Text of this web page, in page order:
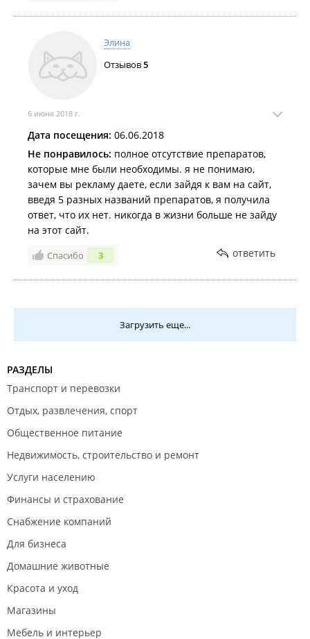
фармацевт всегда готов предоставить информацию
по всем препаратам. Также комплексы витаминов
всегда дешевле, чем в остальных аптеках.
Также у них накапливаются "витаминки".
Элина
Отзывов5
6 июня 2018 г.
Дата посещения: 06.06.2018
Не понравилось: полное отсутствие препаратов,
которые мне были необходимы. я не понимаю,
зачем вы рекламу даете, если зайдя к вам на сайт,
введя 5 разных названий препаратов, я получила
ответ, что их нет. никогда в жизни больше не зайду
на этот сайт.
Спасибо 3 ответить
Загрузить еще...
РАЗДЕЛЫ
Транспорт и перевозки
Отдых, развлечения, спорт
Общественное питание
Недвижимость, строительство и ремонт
Услуги населению
Финансы и страхование
Снабжение компаний
Для бизнеса
Домашние животные
Красота и уход
Магазины
Мебель и интерьер